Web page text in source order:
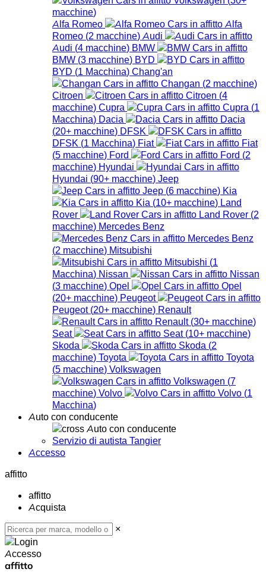
macchine)
Alfa Romeo
Alfa
Romeo (2 macchine) Audi
Audi (4 macchine) BMW
BMW (3 macchine) BYD
BYD (1 Macchina) Chang'an
Changan (2 macchine)
Citroen
Citroen (4
macchine) Cupra Cupra (1
Macchina) Dacia
Dacia
(20+ macchine) DFSK
DFSK (1 Macchina) Fiat
Fiat
(5 macchine) Ford Ford (2
macchine) Hyundai
Hyundai (90+ macchine) Jeep
Jeep (6 macchine) Kia
Kia (10+ macchine) Land
Rover
Land Rover (2
macchine) Mercedes Benz
Mercedes Benz
(2 macchine) Mitsubishi
Mitsubishi (1
Macchina) Nissan
Nissan
(3 macchine) Opel
Opel
(20+ macchine) Peugeot
Peugeot (20+ macchine) Renault
Renault (30+ macchine)
Seat
Seat (10+ macchine)
Skoda
Skoda (2
macchine) Toyota
Toyota
(5 macchine) Volkswagen
Volkswagen (7
macchine) Volvo Volvo (1
Macchina)
Auto con conducente
Auto con conducente
Servizio di autista Tangier
Accesso
affitto
affitto
Acquista
×
Accesso
affitto